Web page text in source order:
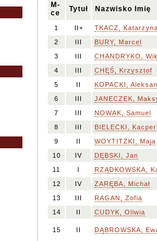
M-
ce
Tytuł Nazwisko Imię
1 II+
TKACZ,
2
III
BURY, Marcel
3
III
CHANDRYKO,
4
III
CHĘŚ, Krzysztof
5
II
KOPACKI,
6
III
JANECZEK,
7
III
NOWAK, Samuel
8
III
BIELECKI, Kacper
9
II
WOYTITZKI, Maja
10
IV
DĘBSKI, Jan
11
I
RZĄDKOWSKA,
12
IV
ZARĘBA, Michał
13
III
RAGAN, Zofia
14
II CUDYK, Oliwia
15 II DĄBROWSKA,